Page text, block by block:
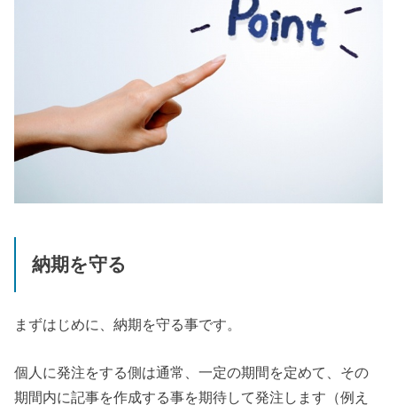
納期を守る
まずはじめに、納期を守る事です。
個人に発注をする側は通常、一定の期間を定めて、その
期間内に記事を作成する事を期待して発注します（例え